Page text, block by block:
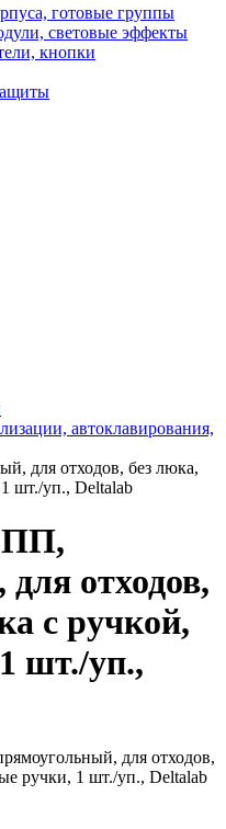
готовые группы
световые эффекты
кнопки
автоклавирования,
для отходов, без люка,
шт./уп., Deltalab
ПП,
отходов,
с ручкой,
шт./уп.,